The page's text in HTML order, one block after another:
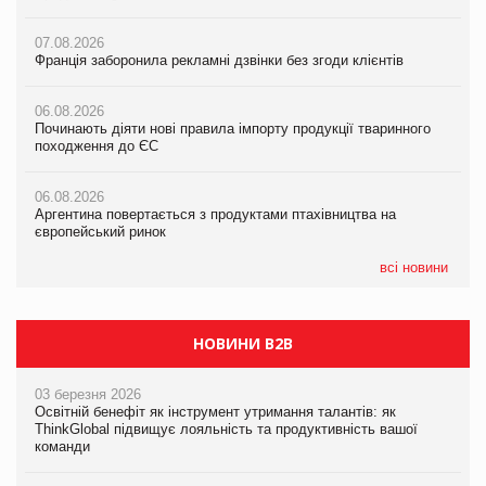
07.08.2026
Франція заборонила рекламні дзвінки без згоди клієнтів
06.08.2026
Починають діяти нові правила імпорту продукції тваринного
походження до ЄС
06.08.2026
Аргентина повертається з продуктами птахівництва на
європейський ринок
всі новини
07.08.2026
Франція заборонила рекламні дзвінки без згоди клієнтів
06.08.2026
Починають діяти нові правила імпорту продукції тваринного
походження до ЄС
06.08.2026
Аргентина повертається з продуктами птахівництва на
європейський ринок
07.08.2026
Франція заборонила рекламні дзвінки без згоди клієнтів
06.08.2026
Починають діяти нові правила імпорту продукції тваринного
походження до ЄС
06.08.2026
Аргентина повертається з продуктами птахівництва на
європейський ринок
НОВИНИ B2B
03 березня 2026
Освітній бенефіт як інструмент утримання талантів: як
ThinkGlobal підвищує лояльність та продуктивність вашої
команди